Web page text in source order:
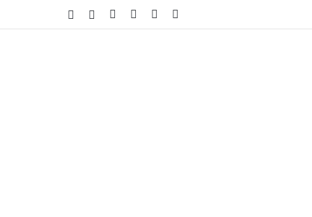
فيسبوك لينكدإنانستقرامتسجيل الدخول